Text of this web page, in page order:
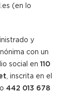
(en lo
y
con un
social en 110
, inscrita en el
442 013 678